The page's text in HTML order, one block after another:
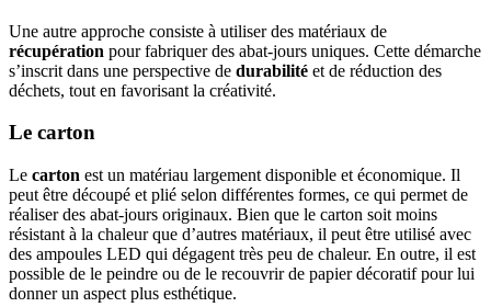
Une autre approche consiste à utiliser des matériaux de
récupération pour fabriquer des abat-jours uniques. Cette démarche
s’inscrit dans une perspective de durabilité et de réduction des
déchets, tout en favorisant la créativité.
Le carton
Le carton est un matériau largement disponible et économique. Il
peut être découpé et plié selon différentes formes, ce qui permet de
réaliser des abat-jours originaux. Bien que le carton soit moins
résistant à la chaleur que d’autres matériaux, il peut être utilisé avec
des ampoules LED qui dégagent très peu de chaleur. En outre, il est
possible de le peindre ou de le recouvrir de papier décoratif pour lui
donner un aspect plus esthétique.